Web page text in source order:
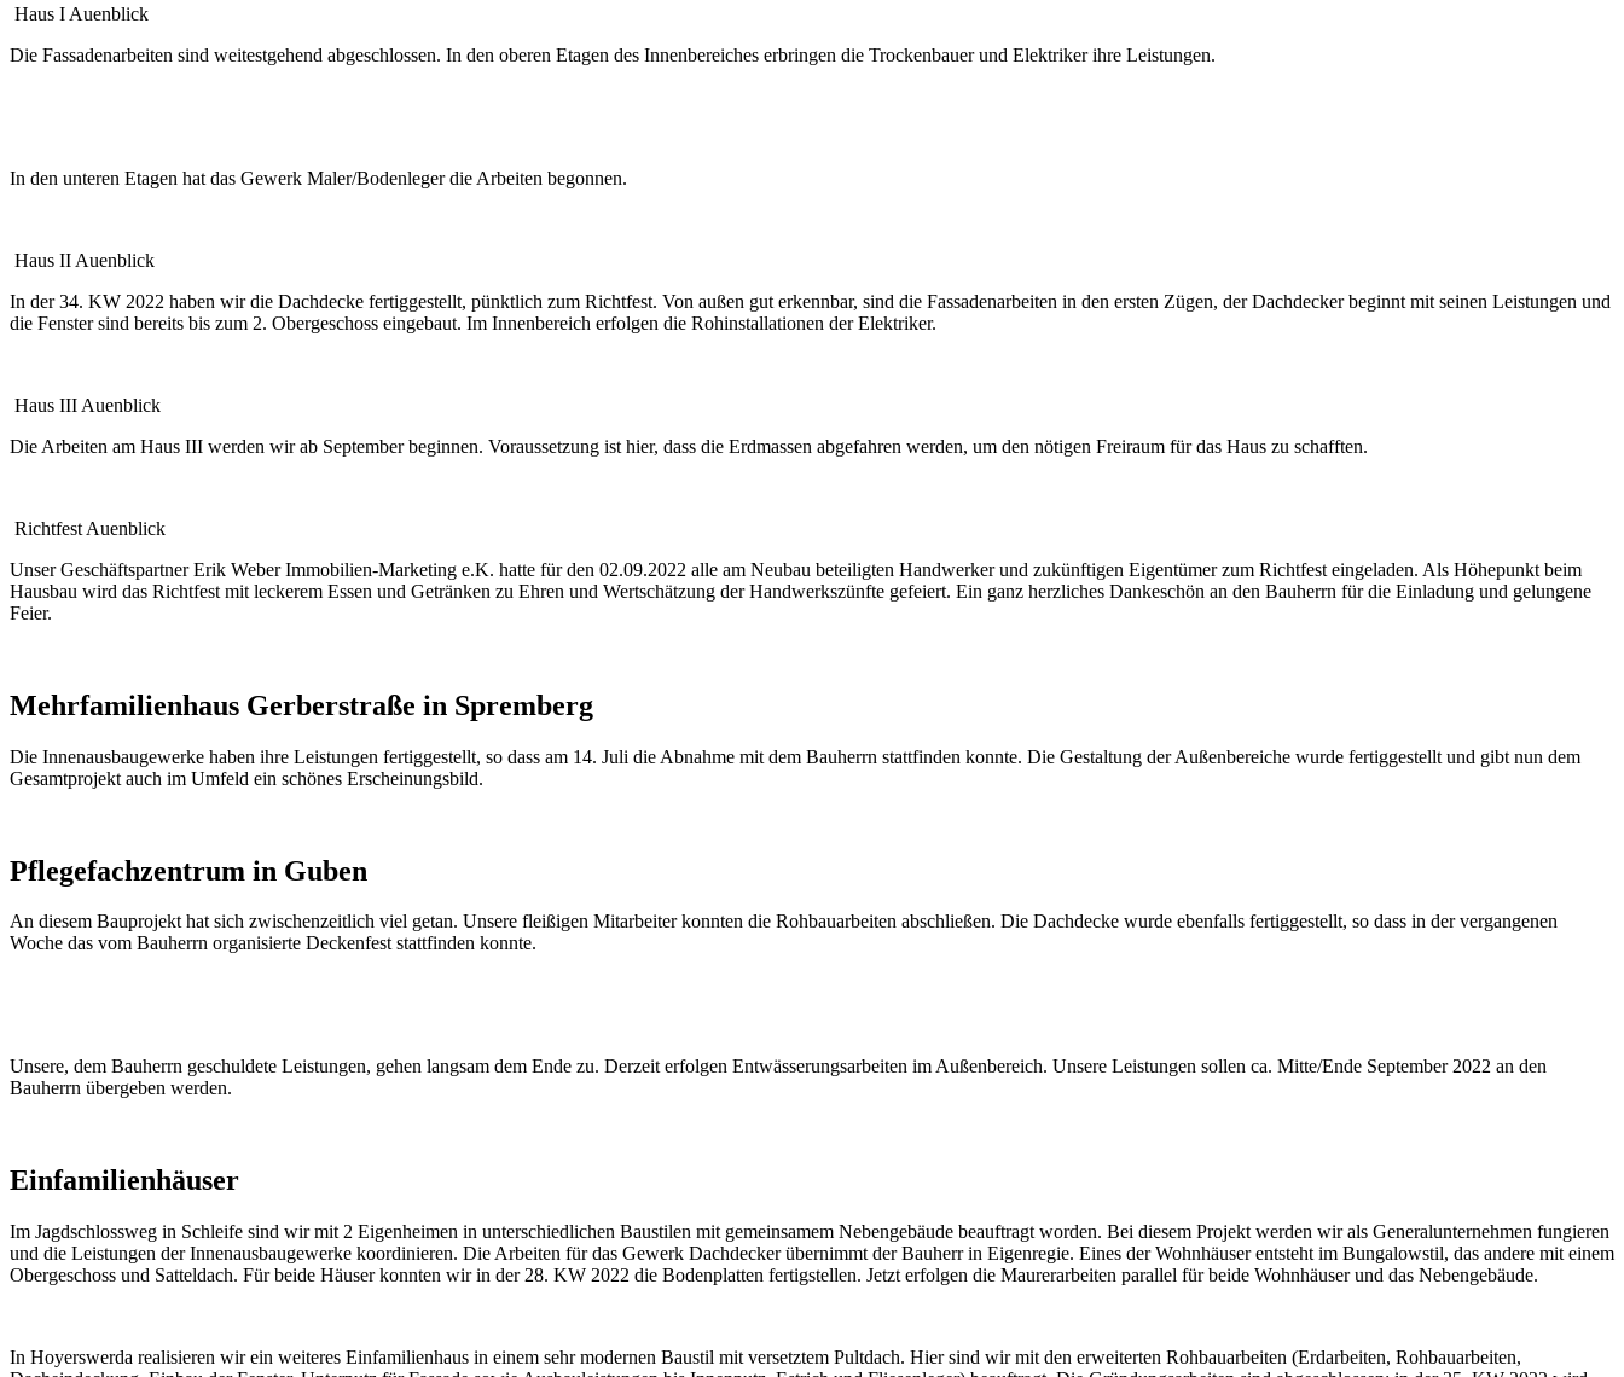
Haus I Auenblick
Die Fassadenarbeiten sind weitestgehend abgeschlossen. In den oberen Etagen des Innenbereiches erbringen die Trockenbauer und Elektriker ihre Leistungen.
In den unteren Etagen hat das Gewerk Maler/Bodenleger die Arbeiten begonnen.
Haus II Auenblick
In der 34. KW 2022 haben wir die Dachdecke fertiggestellt, pünktlich zum Richtfest. Von außen gut erkennbar, sind die Fassadenarbeiten in den ersten Zügen, der Dachdecker beginnt mit seinen Leistungen und
die Fenster sind bereits bis zum 2. Obergeschoss eingebaut. Im Innenbereich erfolgen die Rohinstallationen der Elektriker.
Haus III Auenblick
Die Arbeiten am Haus III werden wir ab September beginnen. Voraussetzung ist hier, dass die Erdmassen abgefahren werden, um den nötigen Freiraum für das Haus zu schafften.
Richtfest Auenblick
Unser Geschäftspartner Erik Weber Immobilien-Marketing e.K. hatte für den 02.09.2022 alle am Neubau beteiligten Handwerker und zukünftigen Eigentümer zum Richtfest eingeladen. Als Höhepunkt beim
Hausbau wird das Richtfest mit leckerem Essen und Getränken zu Ehren und Wertschätzung der Handwerkszünfte gefeiert. Ein ganz herzliches Dankeschön an den Bauherrn für die Einladung und gelungene
Feier.
Mehrfamilienhaus Gerberstraße in Spremberg
Die Innenausbaugewerke haben ihre Leistungen fertiggestellt, so dass am 14. Juli die Abnahme mit dem Bauherrn stattfinden konnte. Die Gestaltung der Außenbereiche wurde fertiggestellt und gibt nun dem
Gesamtprojekt auch im Umfeld ein schönes Erscheinungsbild.
Pflegefachzentrum in Guben
An diesem Bauprojekt hat sich zwischenzeitlich viel getan. Unsere fleißigen Mitarbeiter konnten die Rohbauarbeiten abschließen. Die Dachdecke wurde ebenfalls fertiggestellt, so dass in der vergangenen
Woche das vom Bauherrn organisierte Deckenfest stattfinden konnte.
Unsere, dem Bauherrn geschuldete Leistungen, gehen langsam dem Ende zu. Derzeit erfolgen Entwässerungsarbeiten im Außenbereich. Unsere Leistungen sollen ca. Mitte/Ende September 2022 an den
Bauherrn übergeben werden.
Einfamilienhäuser
Im Jagdschlossweg in Schleife sind wir mit 2 Eigenheimen in unterschiedlichen Baustilen mit gemeinsamem Nebengebäude beauftragt worden. Bei diesem Projekt werden wir als Generalunternehmen fungieren
und die Leistungen der Innenausbaugewerke koordinieren. Die Arbeiten für das Gewerk Dachdecker übernimmt der Bauherr in Eigenregie. Eines der Wohnhäuser entsteht im Bungalowstil, das andere mit einem
Obergeschoss und Satteldach. Für beide Häuser konnten wir in der 28. KW 2022 die Bodenplatten fertigstellen. Jetzt erfolgen die Maurerarbeiten parallel für beide Wohnhäuser und das Nebengebäude.
In Hoyerswerda realisieren wir ein weiteres Einfamilienhaus in einem sehr modernen Baustil mit versetztem Pultdach. Hier sind wir mit den erweiterten Rohbauarbeiten (Erdarbeiten, Rohbauarbeiten,